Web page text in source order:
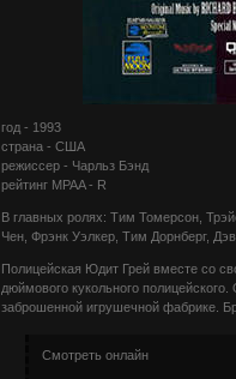
год - 1993
страна - США
режиссер - Чарльз Бэнд
рейтинг MPAA - R
В главных ролях: Тим Томерсон,
Чен, Фрэнк Уэлкер, Тим Дорнберг,
Полицейская Юдит Грей вместе со
дюймового кукольного
заброшенной игрушечной фабрике.
Смотреть онлайн